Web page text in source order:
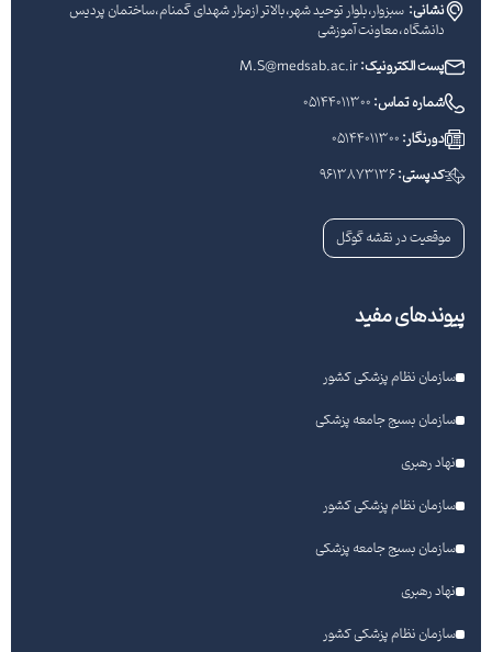
نشانی:سبزوار،بلوار توحید شهر،بالاتر ازمزار شهدای گمنام،ساختمان پردیس
دانشگاه،معاونت آموزشی
پست الکترونیک:M.S@medsab.ac.ir
شماره تماس:05144011300
دورنگار:05144011300
کدپستی:9613873136
موقعیت در نقشه گوگل
پیوندهای مفید
سازمان نظام پزشکی کشور
سازمان بسیج جامعه پزشکی
نهاد رهبری
سازمان نظام پزشکی کشور
سازمان بسیج جامعه پزشکی
نهاد رهبری
سازمان نظام پزشکی کشور